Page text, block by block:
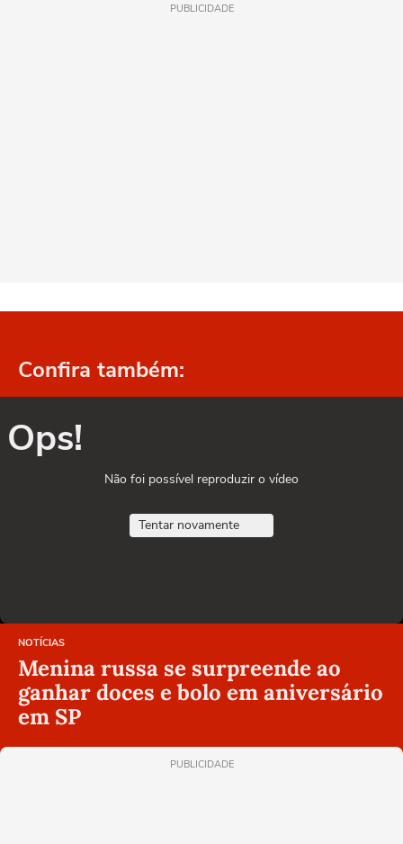
PUBLICIDADE
Confira também:
Ops!
Não foi possível reproduzir o vídeo
Tentar novamente
NOTÍCIAS
Menina russa se surpreende ao
ganhar doces e bolo em aniversário
em SP
PUBLICIDADE